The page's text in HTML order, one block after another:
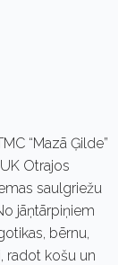
“Mazā Ģilde”
Otrajos
saulgriežu
jāņtārpiņiem
bērnu,
radot košu un